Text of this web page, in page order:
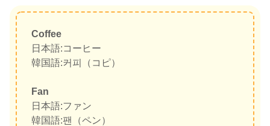
Coffee
日本語:コーヒー
韓国語:커피（コピ）
Fan
日本語:ファン
韓国語:팬（ペン）